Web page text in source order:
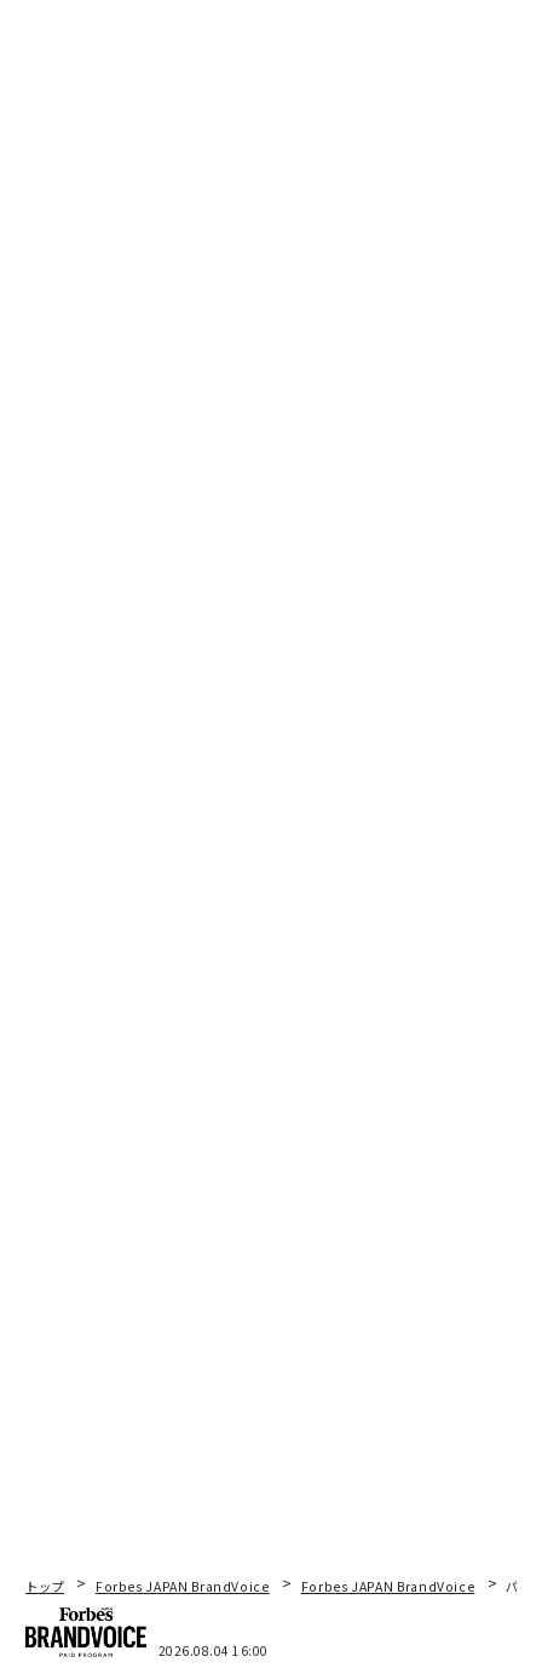
トップ Forbes JAPAN BrandVoice Forbes JAPAN BrandVoice パシ
2026.08.04 16:00